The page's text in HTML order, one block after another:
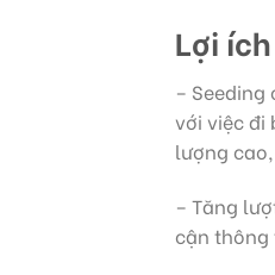
Lợi
–
với việc đi
lượng
– Tăng
cận thông